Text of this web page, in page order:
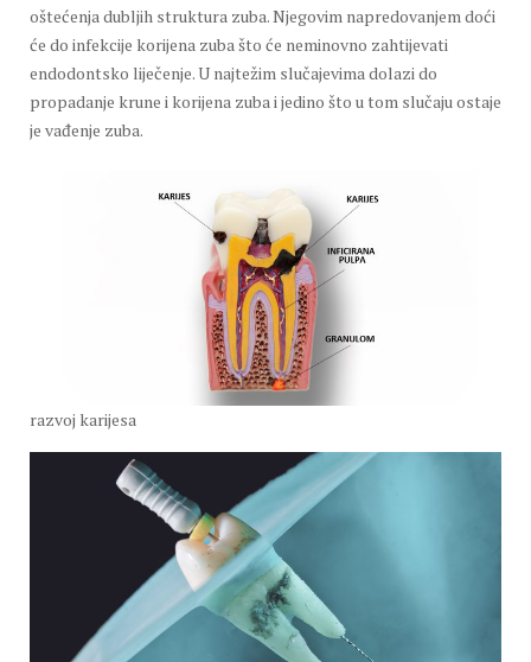
oštećenja dubljih struktura zuba. Njegovim napredovanjem doći
će do infekcije korijena zuba što će neminovno zahtijevati
endodontsko liječenje. U najtežim slučajevima dolazi do
propadanje krune i korijena zuba i jedino što u tom slučaju ostaje
je vađenje zuba.
razvoj karijesa